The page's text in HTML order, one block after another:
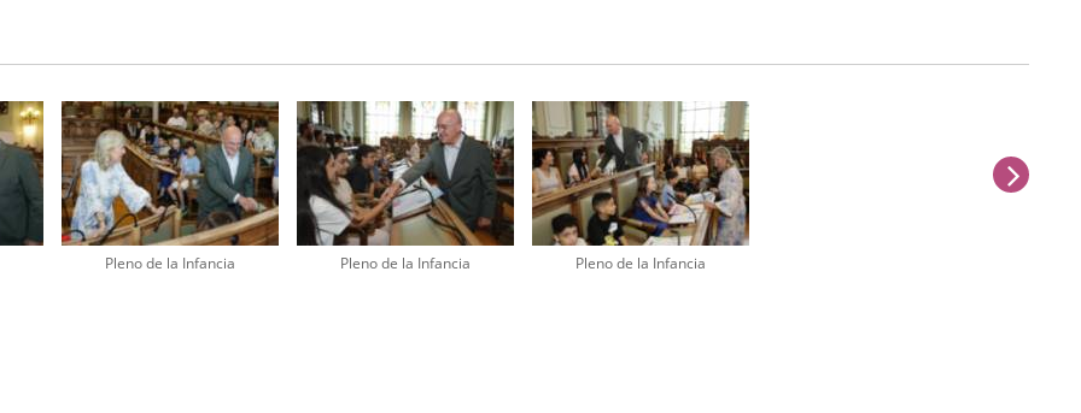
Pleno de la Infancia Pleno de la Infancia Pleno de la Infancia